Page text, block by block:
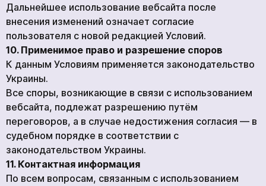
Дальнейшее использование вебсайта после
внесения изменений означает согласие
пользователя с новой редакцией Условий.
10. Применимое право и разрешение споров
К данным Условиям применяется законодательство
Украины.
Все споры, возникающие в связи с использованием
вебсайта, подлежат разрешению путём
переговоров, а в случае недостижения согласия — в
судебном порядке в соответствии с
законодательством Украины.
11. Контактная информация
По всем вопросам, связанным с использованием